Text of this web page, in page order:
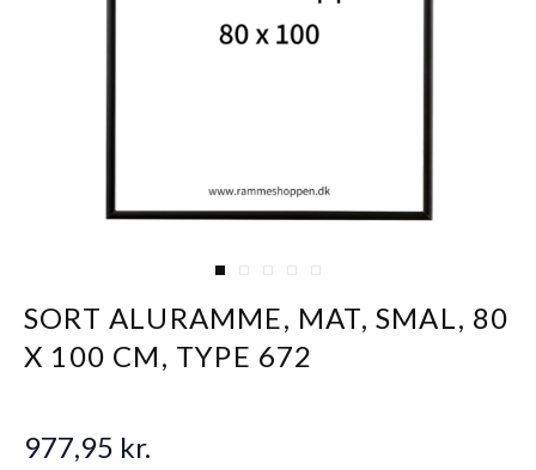
View larger image
View larger image
View larger image
View larger image
View larger image
SORT ALURAMME, MAT, SMAL, 80
X 100 CM, TYPE 672
977,95 kr.